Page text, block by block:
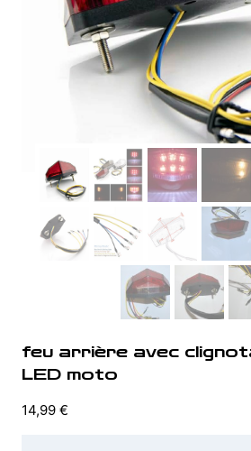
feu arrière avec
LED moto
14,99 €